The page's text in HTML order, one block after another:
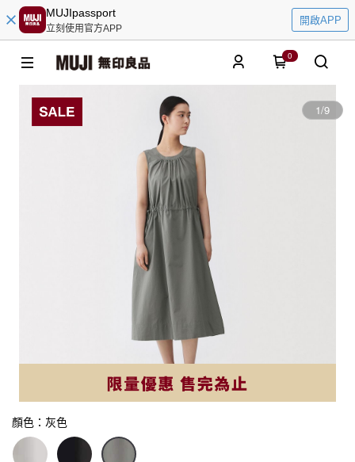
MUJIpassport
立刻使用官方APP
開啟APP
0
1/9
顏色：灰色